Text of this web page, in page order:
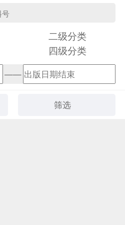
二级分类
四级分类
——
筛选